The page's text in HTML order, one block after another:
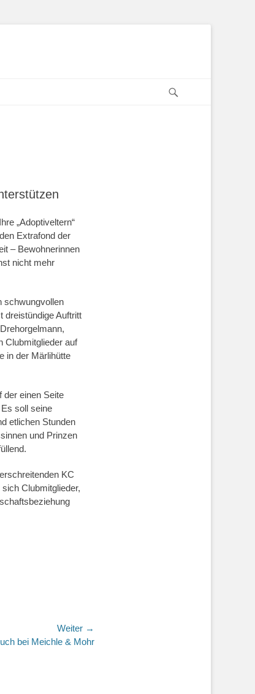
„Adoptiveltern“
Extrafond der
– Bewohnerinnen
nicht mehr
schwungvollen
dreistündige Auftritt
Clubmitglieder auf
in der Märlihütte
der einen Seite
soll seine
etlichen Stunden
und Prinzen
KC
Clubmitglieder,
Weiter →
bei Meichle & Mohr